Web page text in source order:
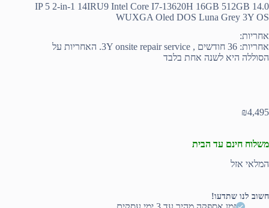
IP 5 2-in-1 14IRU9 Intel Core I7-13620H 16GB 512GB 14.0
WUXGA Oled DOS Luna Grey 3Y OS
אחריות:
אחריות: 36 חודשים , 3Y onsite repair service. האחריות על
הסוללה היא לשנה אחת בלבד
₪4,495
משלוח חינם עד הבית
המלאי אזל
חשוב לנו שתדעו!